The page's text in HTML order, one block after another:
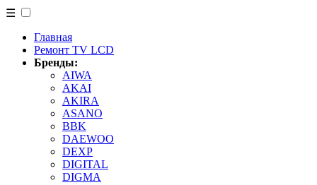
☰
Главная
Ремонт TV LCD
Бренды:
AIWA
AKAI
AKIRA
ASANO
BBK
DAEWOO
DEXP
DIGITAL
DIGMA